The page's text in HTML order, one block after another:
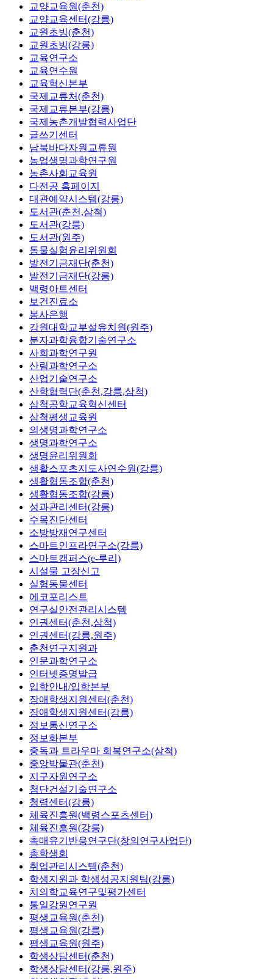
교양교육원(춘천)
교양교육센터(강릉)
교원초빙(춘천)
교원초빙(강릉)
교육연구소
교육연수원
교육혁신본부
국제교류처(춘천)
국제교류본부(강릉)
국제농촌개발협력사업단
글쓰기센터
남북바다자원교류원
농업생명과학연구원
농촌사회교육원
다전공 홈페이지
대관예약시스템(강릉)
도서관(춘천,삼척)
도서관(강릉)
도서관(원주)
동물실험윤리위원회
발전기금재단(춘천)
발전기금재단(강릉)
백령아트센터
보건진료소
봉사은행
강원대학교부설유치원(원주)
분자과학융합기술연구소
사회과학연구원
산림과학연구소
산업기술연구소
산학협력단(춘천,강릉,삼척)
삼척공학교육혁신센터
삼척평생교육원
의생명과학연구소
생명과학연구소
생명윤리위원회
생활스포츠지도사연수원(강릉)
생활협동조합(춘천)
생활협동조합(강릉)
성과관리센터(강릉)
수목진단센터
소방방재연구센터
스마트인프라연구소(강릉)
스마트캠퍼스(e-루리)
시설물 고장신고
실험동물센터
에코포리스트
연구실안전관리시스템
인권센터(춘천,삼척)
인권센터(강릉,원주)
춘천연구지원과
인문과학연구소
인터넷증명발급
입학안내/입학본부
장애학생지원센터(춘천)
장애학생지원센터(강릉)
정보통신연구소
정보화본부
중독과 트라우마 회복연구소(삼척)
중앙박물관(춘천)
지구자원연구소
첨단건설기술연구소
청렴센터(강릉)
체육진흥원(백령스포츠센터)
체육진흥원(강릉)
촉매유기반응연구단(창의연구사업단)
총학생회
취업관리시스템(춘천)
학생지원과 학생성공지원팀(강릉)
치의학교육연구및평가센터
통일강원연구원
평생교육원(춘천)
평생교육원(강릉)
평생교육원(원주)
학생상담센터(춘천)
학생상담센터(강릉,원주)